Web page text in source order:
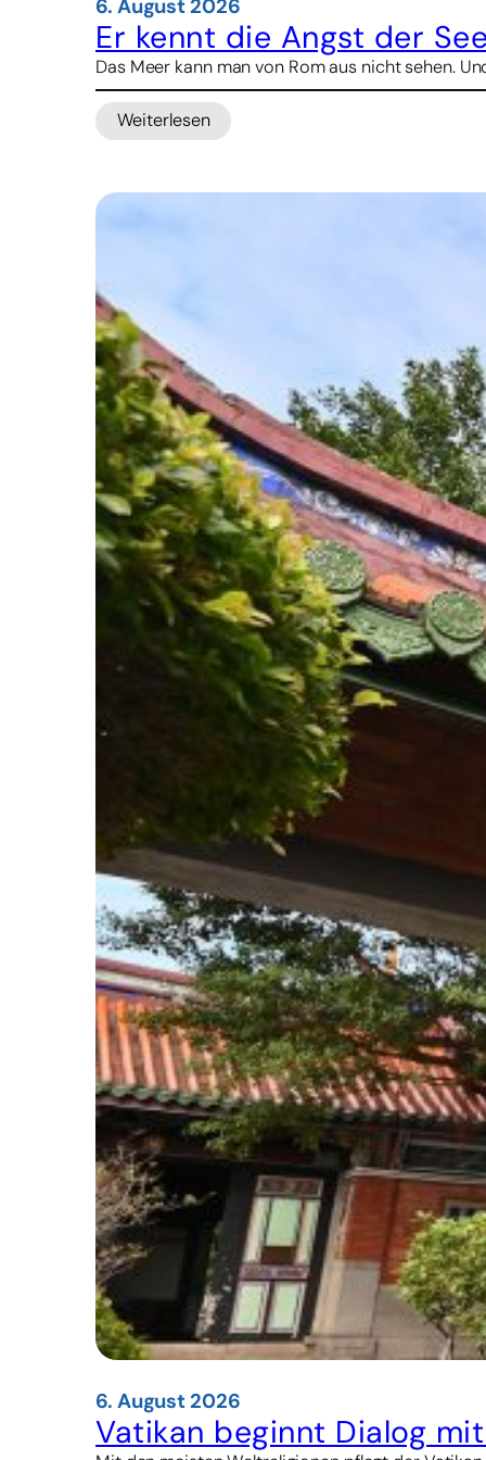
6. August 2026
Er kennt die Angst der
Das Meer kann man von Rom aus nicht sehen.
Weiterlesen
:
nun
will
er
ihnen
Halt
geben
6. August 2026
Vatikan beginnt Dialog